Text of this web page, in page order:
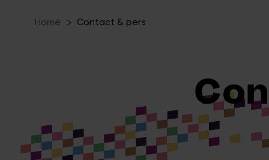
Home Contact & pers